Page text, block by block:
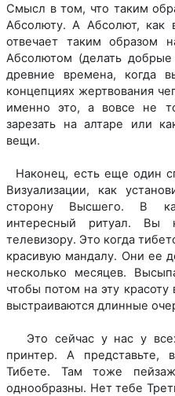
Смысл в том, что таким
Абсолюту. А Абсолют, как
отвечает таким образом
Абсолютом (делать
древние времена, когда
концепциях жертвования
именно это, а вовсе не
зарезать на алтаре или
вещи.
Наконец, есть еще один
Визуализации, как
сторону Высшего. В
интересный ритуал. Вы
телевизору. Это когда
красивую мандалу. Они ее
несколько месяцев.
чтобы потом на эту
выстраиваются длинные
Это сейчас у нас у
принтер. А представьте,
Тибете. Там тоже
однообразны. Нет тебе